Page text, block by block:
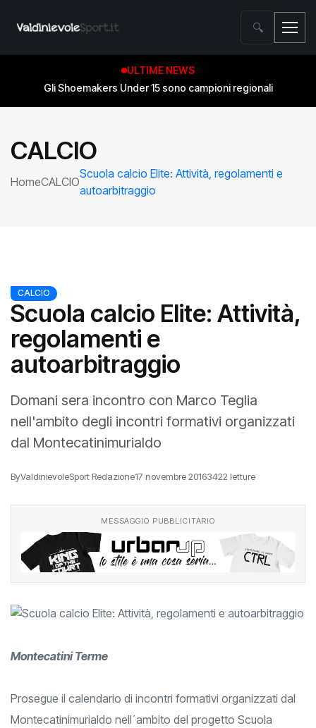
🔍
ULTIME NEWS
Gli Shoemakers Under 15 sono campioni regionali
CALCIO
HomeCALCIO
Scuola calcio Elite: Attività, regolamenti e
autoarbitraggio
CALCIO
Scuola calcio Elite: Attività,
regolamenti e
autoarbitraggio
Domani sera incontro con Marco Teglia
nell'ambito degli incontri formativi organizzati
dal Montecatinimurialdo
ByValdinievoleSport Redazione17 novembre 20163422 letture
MESSAGGIO PUBBLICITARIO
Montecatini Terme
Prosegue il calendario di incontri formativi organizzati dal
Montecatinimurialdo nell´ambito del progetto Scuola